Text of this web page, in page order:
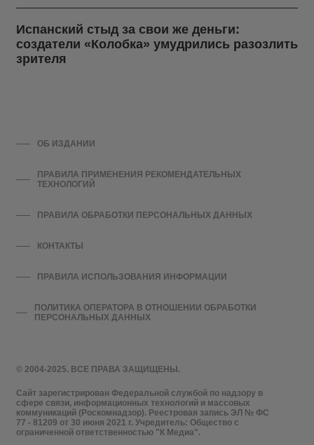
Испанский стыд за свои же деньги:
создатели «Колобка» умудрились разозлить
зрителя
© 2004-2025. ВСЕ ПРАВА ЗАЩИЩЕНЫ.
Сайт зарегистрирован Федеральной службой по надзору в
сфере связи, информационных технологий и массовых
коммуникаций (Роскомнадзор). Реестровая запись ЭЛ № ФС
77 - 81209 от 30 июня 2021 г. Учредитель: Общество с
ограниченной ответственностью "К Медиа".
ОБ ИЗДАНИИ
ПРАВИЛА ПРИМЕНЕНИЯ РЕКОМЕНДАТЕЛЬНЫХ
ТЕХНОЛОГИЙ
ПРАВИЛА ОБРАБОТКИ ПЕРСОНАЛЬНЫХ ДАННЫХ
КОНТАКТЫ
ПРАВИЛА ИСПОЛЬЗОВАНИЯ ИНФОРМАЦИИ
ПОЛИТИКА ОПЕРАТОРА В ОТНОШЕНИИ ОБРАБОТКИ
ПЕРСОНАЛЬНЫХ ДАННЫХ